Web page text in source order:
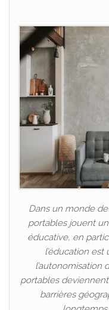
Dans un monde
portables jouent
éducative, en
l’éducation
l’autonomisation
portables
barrières